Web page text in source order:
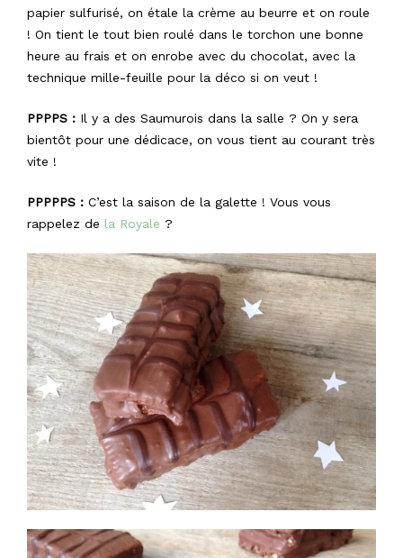
papier sulfurisé, on étale la crème au beurre et on roule
! On tient le tout bien roulé dans le torchon une bonne
heure au frais et on enrobe avec du chocolat, avec la
technique mille-feuille pour la déco si on veut !
PPPPS : Il y a des Saumurois dans la salle ? On y sera
bientôt pour une dédicace, on vous tient au courant très
vite !
PPPPPS : C’est la saison de la galette ! Vous vous
rappelez de la Royale ?